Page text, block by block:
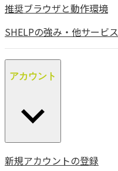
推奨ブラウザと動作環境
SHELPの強み・他サービ
アカウント
新規アカウントの登録